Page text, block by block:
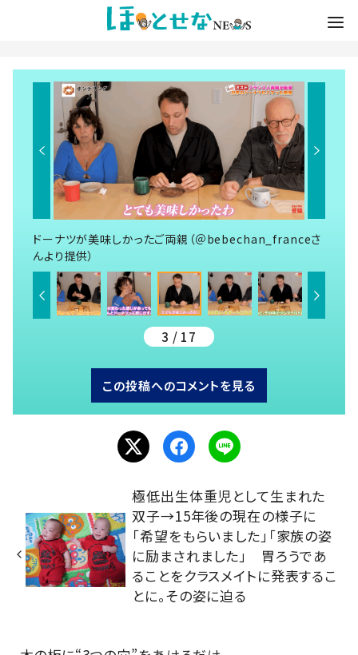
ドーナツが美味しかったご両親（＠bebechan_franceさ
んより提供）
3 / 17
この投稿へのコメントを見る
極低出生体重児として生まれた
双子→15年後の現在の様子に
「希望をもらいました」「家族の姿
に励まされました」 胃ろうであ
ることをクラスメイトに発表するこ
とに。その姿に迫る